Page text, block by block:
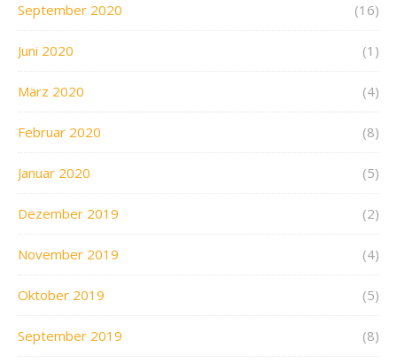
September 2020 (16)
Juni 2020 (1)
März 2020 (4)
Februar 2020 (8)
Januar 2020 (5)
Dezember 2019 (2)
November 2019 (4)
Oktober 2019 (5)
September 2019 (8)